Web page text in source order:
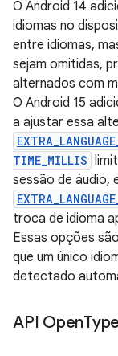
O Android 14
idiomas no
entre idiomas,
sejam omitidas,
alternados com
O Android 15
a ajustar essa
TIME_MILLIS
sessão de áudio,
troca de idioma
Essas opções
que um único
detectado
API Open